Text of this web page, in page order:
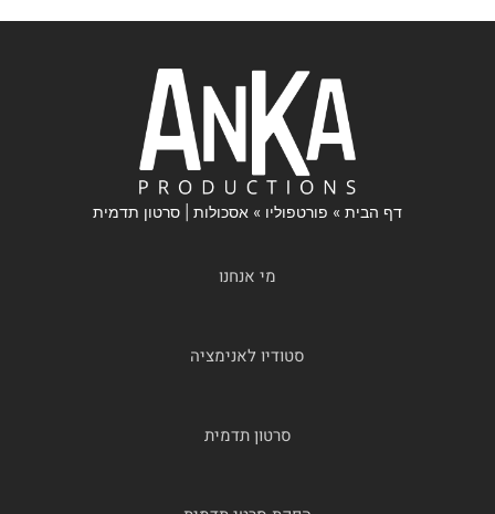
דף הבית » פורטפוליו » אסכולות | סרטון תדמית
מי אנחנו
סטודיו לאנימציה
סרטון תדמית